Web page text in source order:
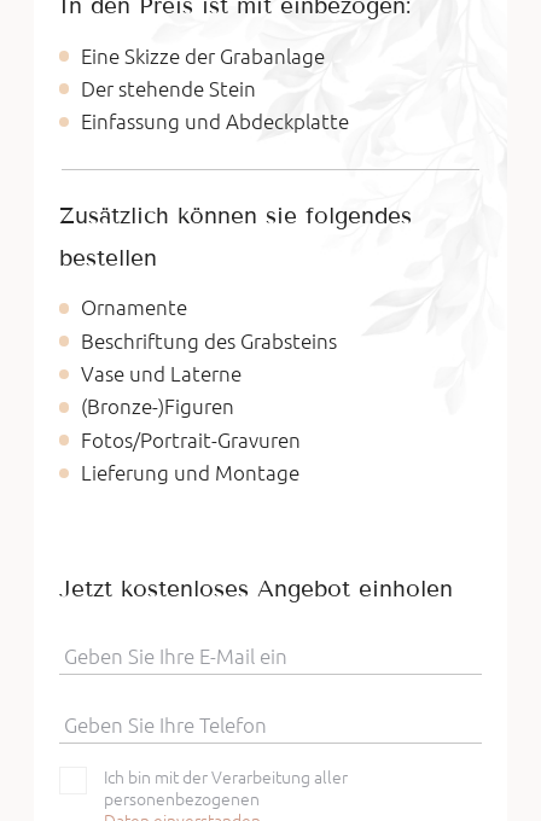
In den Preis ist mit einbezogen:
Eine Skizze der Grabanlage
Der stehende Stein
Einfassung und Abdeckplatte
Zusätzlich können sie folgendes
bestellen
Ornamente
Beschriftung des Grabsteins
Vase und Laterne
(Bronze-)Figuren
Fotos/Portrait-Gravuren
Lieferung und Montage
Jetzt kostenloses Angebot einholen
Geben Sie Ihre E-Mail ein
Geben Sie Ihre Telefon
Ich bin mit der Verarbeitung aller
personenbezogenen